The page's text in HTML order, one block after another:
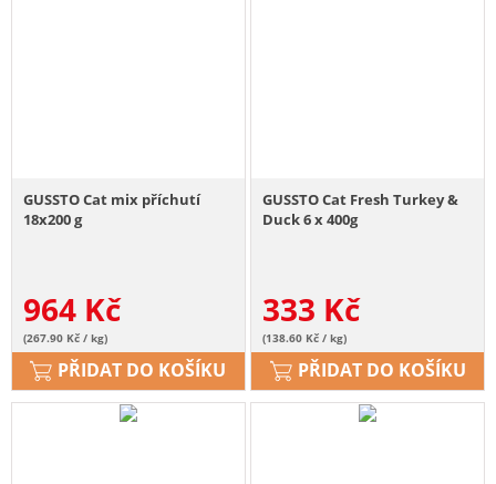
GUSSTO Cat mix příchutí
18x200 g
964 Kč
(267.90 Kč / kg)
PŘIDAT DO KOŠÍKU
GUSSTO Cat Fresh Turkey &
Duck 6 x 400g
333 Kč
(138.60 Kč / kg)
PŘIDAT DO KOŠÍKU